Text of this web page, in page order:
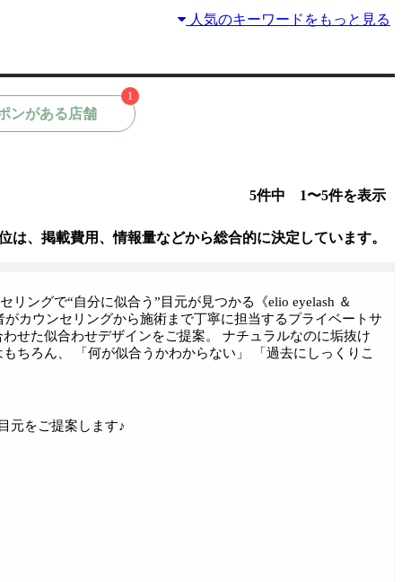
人気のキーワードをもっと見る
ンがある店舗
1
5件中 1〜5件を表示
は、掲載費用、情報量などから総合的に決定しています。
ングで“自分に似合う”目元が見つかる《elio eyelash ＆
カウンセリングから施術まで丁寧に担当するプライベートサ
せた似合わせデザインをご提案。 ナチュラルなのに垢抜け
ちろん、 「何が似合うかわからない」 「過去にしっくりこ
目元をご提案します♪